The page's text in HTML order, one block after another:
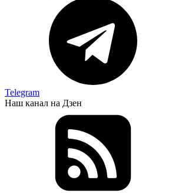
Telegram
Наш канал на Дзен